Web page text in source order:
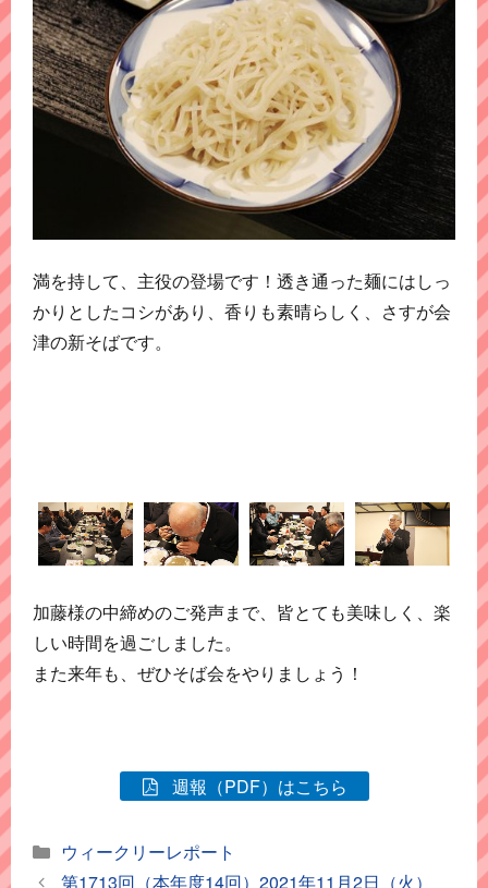
満を持して、主役の登場です！透き通った麺にはしっ
かりとしたコシがあり、香りも素晴らしく、さすが会
津の新そばです。
加藤様の中締めのご発声まで、皆とても美味しく、楽
しい時間を過ごしました。
また来年も、ぜひそば会をやりましょう！
週報（PDF）はこちら
カ
テ
ウィークリーレポート
第1713回（本年度14回）2021年11月2日（火）